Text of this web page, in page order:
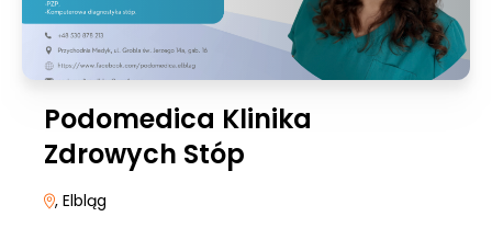
Podomedica Klinika
Zdrowych Stóp
, Elbląg